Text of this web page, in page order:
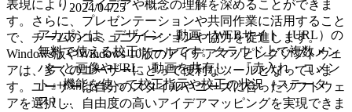
表現により、アイデアや概念の理解を深めることができま
す。さらに、プレゼンテーションや共同作業に活用すること
で、チームのコミュニケーションや協力を促進します。
Windows版やWindows 10版のアイデアマッピングソフトウェ
アは、多くのユーザーにとって便利なツールとなっていま
す。ユーザーは自分のスタイルやニーズに合ったソフトウェ
アを選択し、自由度の高いアイデアマッピングを実現できま
2024/04/25
アカポンは、デザイン・動画・WEBサイト（URL）の
無料で使える校正ツールです。クラウド上で複数メン
バーと画像やURL、動画を共有し、『赤入れ・コメン
ト』機能を使って校正指示や校正の状況（ステータ
ス）...